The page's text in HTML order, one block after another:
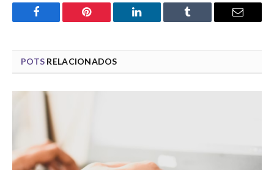
Facebook Pinterest LinkedIn Tumblr Email
POTS RELACIONADOS